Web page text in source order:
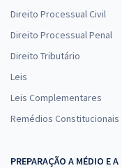
Direito Processual Civil
Direito Processual Penal
Direito Tributário
Leis
Leis Complementares
Remédios Constitucionais
PREPARAÇÃO A MÉDIO E A